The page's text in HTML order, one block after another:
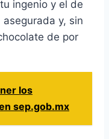
ingenio y el de
y, sin
de por
los
sep.gob.mx